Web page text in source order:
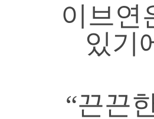
이브연
있기
“끈끈